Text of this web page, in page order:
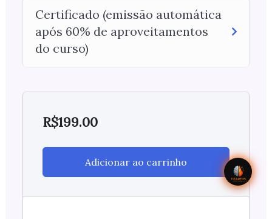
Certificado (emissão automática
após 60% de aproveitamentos
do curso)
R$199.00
Adicionar ao carrinho